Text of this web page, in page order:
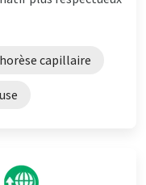
capillaire